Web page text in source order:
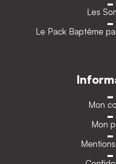
Les
Le Pack Baptême
Mon
Mon